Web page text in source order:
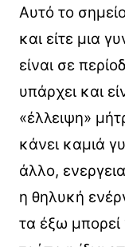
Αυτό το
και είτε μια
είναι σε
υπάρχει και
«έλλειψη»
κάνει καμιά
άλλο,
η θηλυκή
τα έξω